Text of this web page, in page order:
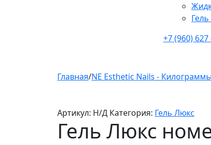
+7 (960) 627
Главная/NE Esthetic Nails - Килограммы
Артикул: Н/Д Категория: Гель Люкс
Гель Люкс